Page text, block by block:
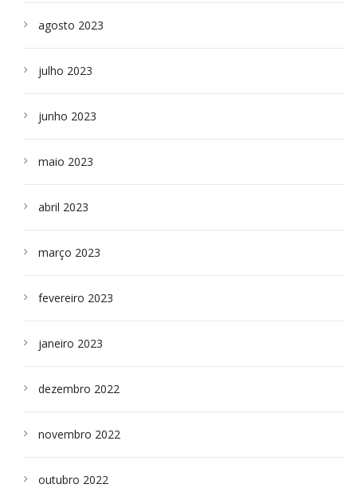
agosto 2023
julho 2023
junho 2023
maio 2023
abril 2023
março 2023
fevereiro 2023
janeiro 2023
dezembro 2022
novembro 2022
outubro 2022